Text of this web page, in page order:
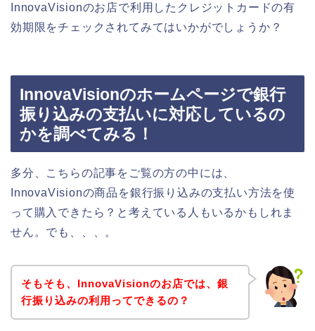
InnovaVisionのお店で利用したクレジットカードの有
効期限をチェックされてみてはいかがでしょうか？
InnovaVisionのホームページで銀行
振り込みの支払いに対応しているの
かを調べてみる！
多分、こちらの記事をご覧の方の中には、
InnovaVisionの商品を銀行振り込みの支払い方法を使
って購入できたら？と考えている人もいるかもしれま
せん。でも、、、。
そもそも、InnovaVisionのお店では、銀
行振り込みの利用ってできるの？